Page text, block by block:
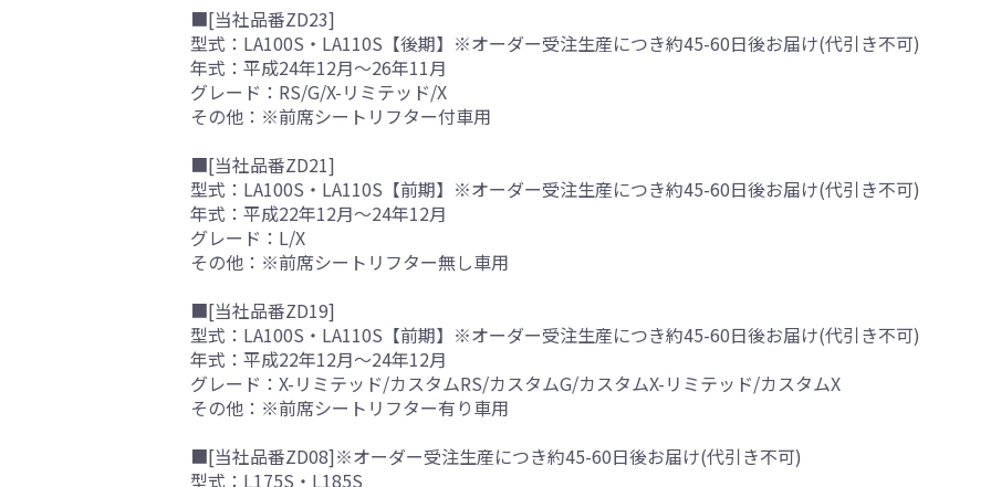
■[当社品番ZD23]
型式：LA100S・LA110S【後期】※オーダー受注生産につき約45-60日後お届け(代引き不可)
年式：平成24年12月～26年11月
グレード：RS/G/X-リミテッド/X
その他：※前席シートリフター付車用
■[当社品番ZD21]
型式：LA100S・LA110S【前期】※オーダー受注生産につき約45-60日後お届け(代引き不可)
年式：平成22年12月～24年12月
グレード：L/X
その他：※前席シートリフター無し車用
■[当社品番ZD19]
型式：LA100S・LA110S【前期】※オーダー受注生産につき約45-60日後お届け(代引き不可)
年式：平成22年12月～24年12月
グレード：X-リミテッド/カスタムRS/カスタムG/カスタムX-リミテッド/カスタムX
その他：※前席シートリフター有り車用
■[当社品番ZD08]※オーダー受注生産につき約45-60日後お届け(代引き不可)
型式：L175S・L185S